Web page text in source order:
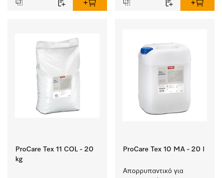
ProCare Tex 11 COL - 20
kg
ProCare Tex 10 MA - 20 l
Απορρυπαντικό για